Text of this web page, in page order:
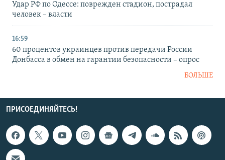
Удар РФ по Одессе: поврежден стадион, пострадал
человек – власти
16:59
60 процентов украинцев против передачи России
Донбасса в обмен на гарантии безопасности – опрос
БОЛЬШЕ
ПРИСОЕДИНЯЙТЕСЬ!